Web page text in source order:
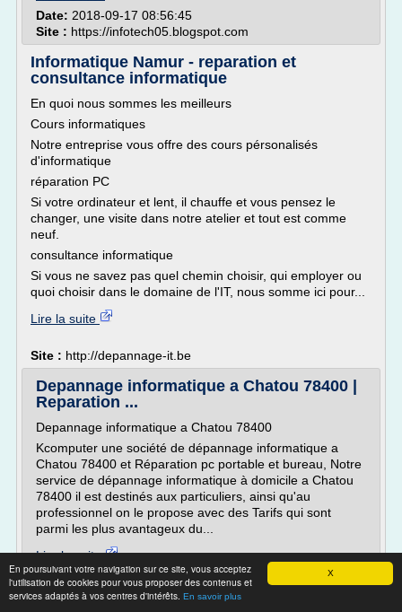
X
En poursuivant votre navigation sur ce site, vous acceptez
l'utilisation de cookies pour vous proposer des contenus et
services adaptés à vos centres d'intérêts. En savoir plus
Date: 2018-09-17 08:56:45
Site : https://infotech05.blogspot.com
Informatique Namur - reparation et
consultance informatique
En quoi nous sommes les meilleurs
Cours informatiques
Notre entreprise vous offre des cours pérsonalisés
d'informatique
réparation PC
Si votre ordinateur et lent, il chauffe et vous pensez le
changer, une visite dans notre atelier et tout est comme
neuf.
consultance informatique
Si vous ne savez pas quel chemin choisir, qui employer ou
quoi choisir dans le domaine de l'IT, nous somme ici pour...
Lire la suite
Site : http://depannage-it.be
Depannage informatique a Chatou 78400 |
Reparation ...
Depannage informatique a Chatou 78400
Kcomputer une société de dépannage informatique a
Chatou 78400 et Réparation pc portable et bureau, Notre
service de dépannage informatique à domicile a Chatou
78400 il est destinés aux particuliers, ainsi qu'au
professionnel on le propose avec des Tarifs qui sont
parmi les plus avantageux du...
Lire la suite
Date: 2018-01-31 21:09:49
Site :http://kcomputer.fr